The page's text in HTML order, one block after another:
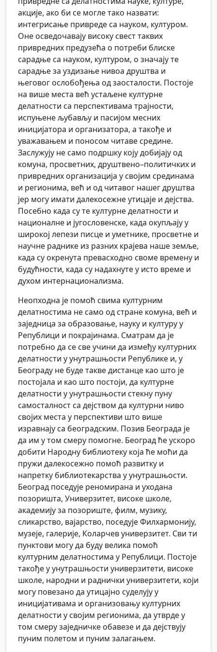
акције, ако би се могле тако назвати:
интегрисање привреде са науком, културом.
Оне осведочавају високу свест таквих
привредних предузећа о потреби блиске
сарадње са науком, културом, о значају те
сарадње за уздизање нивоа друштва и
његовог ослобођења од заосталости. Постоје
на више места већ устаљене културне
делатности са перспективама трајности,
испуњене љубављу и пасијом месних
иницијатора и организатора, а такође и
уважавањем и поносом читаве средине.
Заслужују не само подршку коју добијају од
комуна, просветних, друштвено–политичких и
привредних организација у својим срединама
и регионима, већ и од читавог нашег друштва
јер могу имати далекосежне утицаје и дејства.
Посебно када су те културне делатности и
националне и југословенске, када окупљају у
широкој лепези писце и уметнике, просветне и
научне раднике из разних крајева наше земље,
када су окренута превасходно своме времену и
будућности, када су надахнуте у исто време и
духом интернационализма.
Неопходна је помоћ свима културним
делатностима не само од стране комуна, већ и
заједница за образовање, науку и културу у
Републици и покрајинама. Сматрам да је
потребно да се све учини да између културних
делатности у унутрашњости Републике и, у
Београду не буде такве дистанце као што је
постојала и као што постоји, да културне
делатности у унутрашњости стекну пуну
самосталност са дејством да културни ниво
својих места у перспективи што више
изравнају са београдским. Позив Београда је
да им у том смеру помогне. Београд ће ускоро
добити Народну библиотеку која ће моћи да
пружи далекосежно помоћ развитку и
напретку библиотекарства у унутрашњости.
Београд поседује реномирана и уходана
позоришта, Универзитет, високе школе,
академију за позориште, филм, музику,
сликарство, вајарство, поседује Филхармонију,
музеје, галерије, Коларчев универзитет. Сви ти
пунктови могу да буду велика помоћ
културним делатностима у Републици. Постоје
такође у унутрашњости универзитети, високе
школе, народни и раднички универзитети, који
могу повезано да утицајно суделују у
иницијативама и организовању културних
делатности у својим регионима, да утврде у
том смеру заједничке обавезе и да дејствују
пуним полетом и пуним залагањем.